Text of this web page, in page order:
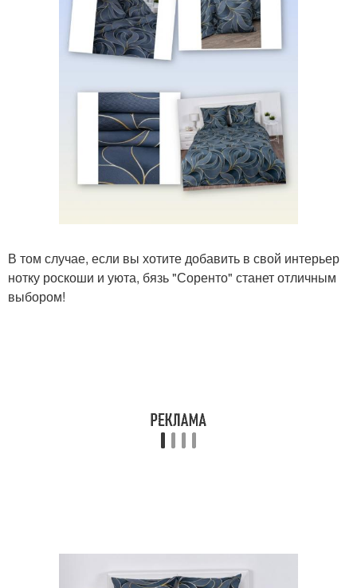
В том случае, если вы хотите добавить в свой интерьер
нотку роскоши и уюта, бязь "Соренто" станет отличным
выбором!